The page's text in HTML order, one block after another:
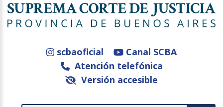
scbaoficial
Canal SCBA
Atención telefónica
Versión accesible